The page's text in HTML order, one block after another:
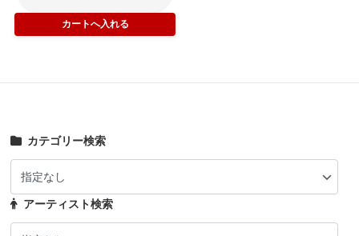
カテゴリー検索
アーティスト検索